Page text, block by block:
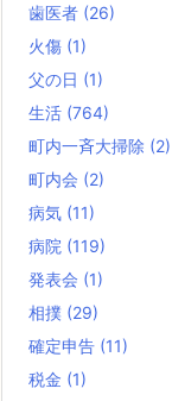
歯医者 (26)
火傷 (1)
父の日 (1)
生活 (764)
町内一斉大掃除 (2)
町内会 (2)
病気 (11)
病院 (119)
発表会 (1)
相撲 (29)
確定申告 (11)
税金 (1)